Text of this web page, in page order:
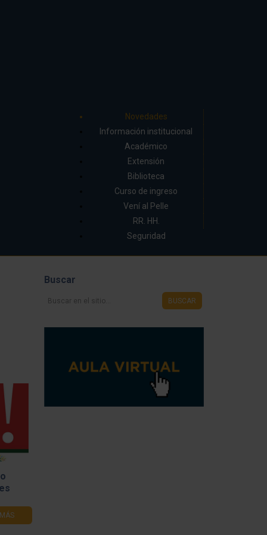
Novedades
Información institucional
Académico
Extensión
Biblioteca
Curso de ingreso
Vení al Pelle
RR. HH.
Seguridad
Buscar
Buscar
BUSCAR